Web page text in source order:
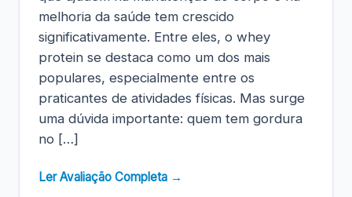
melhoria da saúde tem crescido
significativamente. Entre eles, o whey
protein se destaca como um dos mais
populares, especialmente entre os
praticantes de atividades físicas. Mas surge
uma dúvida importante: quem tem gordura
no […]
Ler Avaliação Completa →